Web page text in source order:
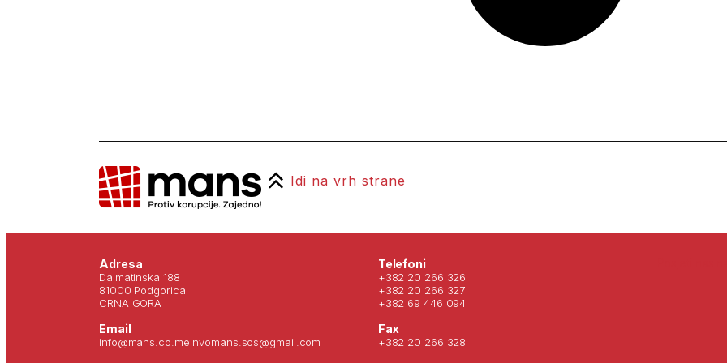
Idi na vrh strane
Adresa
Dalmatinska 188
81000 Podgorica
CRNA GORA
Email
info@mans.co.me nvomans.sos@gmail.com
Telefoni
+382 20 266 326
+382 20 266 327
+382 69 446 094
Fax
+382 20 266 328